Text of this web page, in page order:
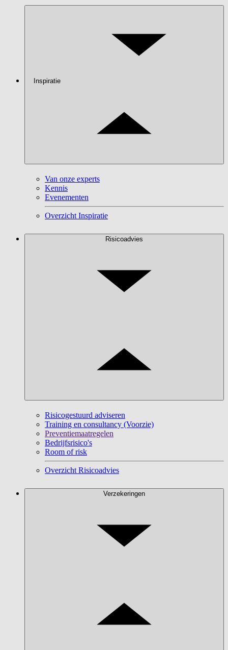
Inspiratie
Van onze experts
Kennis
Evenementen
Overzicht Inspiratie
Risicoadvies
Risicogestuurd adviseren
Training en consultancy (Voorzie)
Preventiemaatregelen
Bedrijfsrisico's
Room of risk
Overzicht Risicoadvies
Verzekeringen